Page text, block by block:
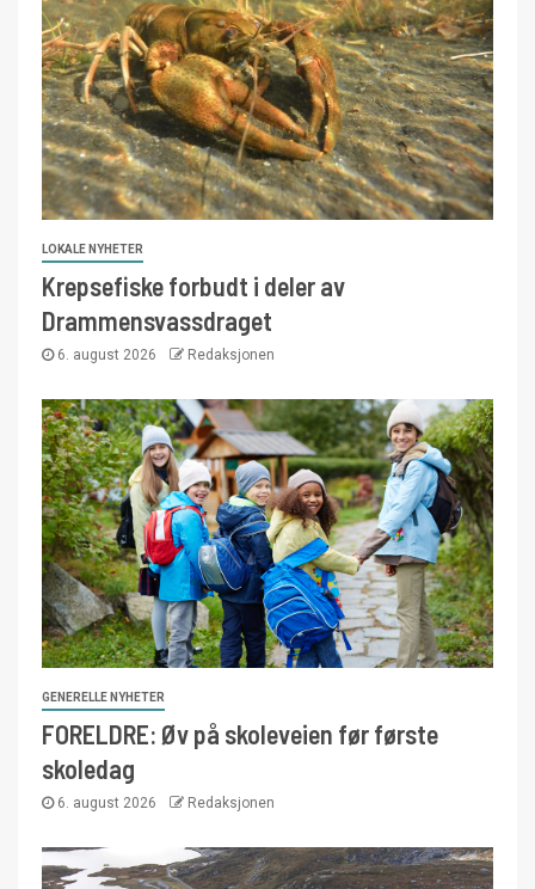
LOKALE NYHETER
Krepsefiske forbudt i deler av
Drammensvassdraget
6. august 2026 Redaksjonen
GENERELLE NYHETER
FORELDRE: Øv på skoleveien før første
skoledag
6. august 2026 Redaksjonen